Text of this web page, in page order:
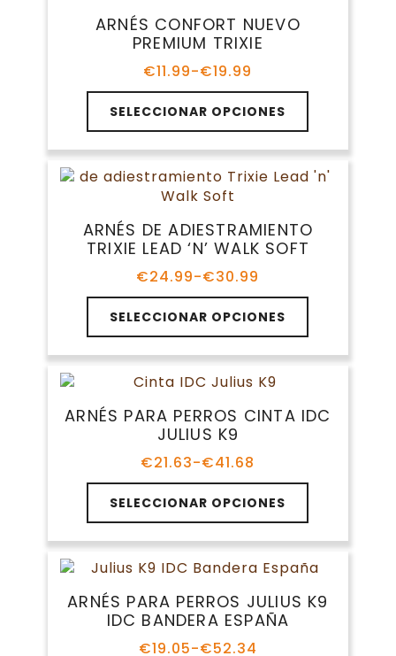
opciones
se
pueden
en
página
de
producto
ARNÉS CONFORT NUEVO
PREMIUM TRIXIE
€11.99-€19.99
Rango
de
precios:
desde
€11.99
hasta
€19.99
SELECCIONAR OPCIONES
Este
producto
tiene
múltiples
variantes.
opciones
se
pueden
en
página
de
producto
ARNÉS DE ADIESTRAMIENTO
TRIXIE LEAD ‘N’ WALK SOFT
€24.99-€30.99
Rango
de
precios:
desde
€24.99
hasta
€30.99
SELECCIONAR OPCIONES
Este
producto
tiene
múltiples
variantes.
Las
opciones
pueden
elegir
la
página
de
producto
ARNÉS PARA PERROS CINTA IDC
JULIUS K9
€21.63-€41.68
Rango
de
precios:
desde
€21.63
hasta
€41.68
SELECCIONAR OPCIONES
Este
producto
tiene
múltiples
variantes.
Las
opciones
pueden
ARNÉS PARA PERROS JULIUS K9
IDC BANDERA ESPAÑA
€19.05-€52.34